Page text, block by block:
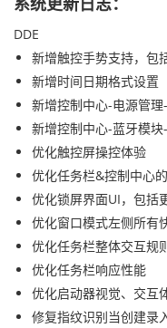
系统更新日志：
DDE
新增触控手势支持，包
新增时间日期格式设置
新增控制中心-电源管
新增控制中心-蓝牙模
优化触控屏操控体验
优化任务栏&控制中心的
优化锁屏界面UI，包括
优化窗口模式左侧所有
优化任务栏整体交互规
优化任务栏响应性能
优化启动器视觉、交互
修复指纹识别当创建录